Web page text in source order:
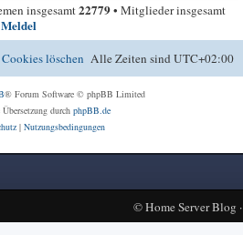
insgesamt22779• Mitglieder insgesamt
Meldel
Alle Zeiten sindUTC+02:00
löschen
® Forum Software © phpBB Limited
Übersetzung durch phpBB.de
| Nutzungsbedingungen
©Home Server Blog